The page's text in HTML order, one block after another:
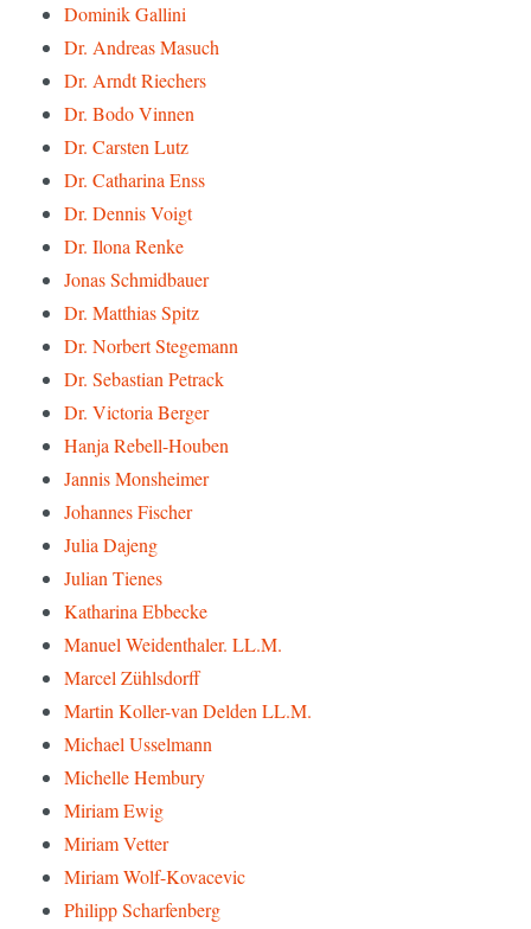
Dominik Gallini
Dr. Andreas Masuch
Dr. Arndt Riechers
Dr. Bodo Vinnen
Dr. Carsten Lutz
Dr. Catharina Enss
Dr. Dennis Voigt
Dr. Ilona Renke
Jonas Schmidbauer
Dr. Matthias Spitz
Dr. Norbert Stegemann
Dr. Sebastian Petrack
Dr. Victoria Berger
Hanja Rebell-Houben
Jannis Monsheimer
Johannes Fischer
Julia Dajeng
Julian Tienes
Katharina Ebbecke
Manuel Weidenthaler. LL.M.
Marcel Zühlsdorff
Martin Koller-van Delden LL.M.
Michael Usselmann
Michelle Hembury
Miriam Ewig
Miriam Vetter
Miriam Wolf-Kovacevic
Philipp Scharfenberg